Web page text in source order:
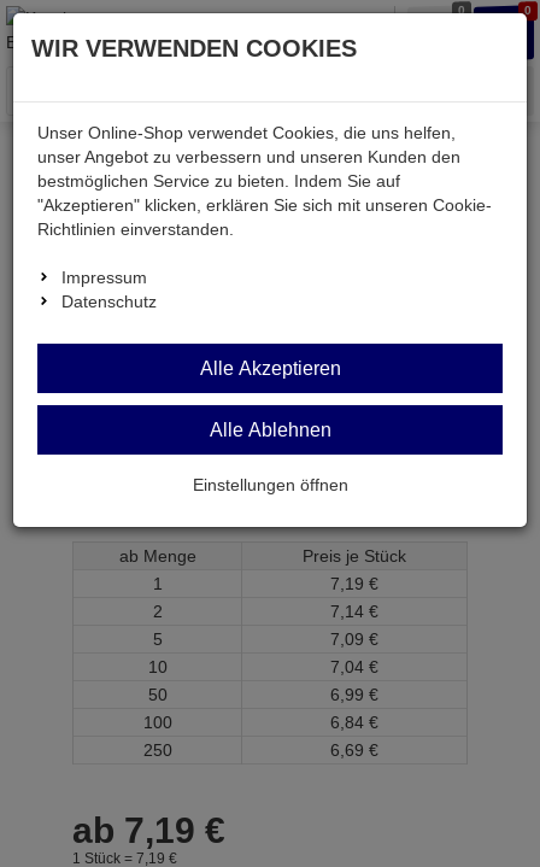
0 0
Menü
Weiter einkaufen
Kessler electronic
MF30060V1-1000U-G99
MF30060V1-1000U-
G99
Lüfter 30x30x6mm 5V= 8,32m³/h 23,6dBA
9100U/min F
ab Menge
Preis je Stück
1
7, 19 €
2
7, 14 €
5
7, 09 €
10
7, 04 €
50
6, 99 €
100
6, 84 €
250
6, 69 €
ab 7,19 €
1 Stück = 7, 19 €
WIR VERWENDEN COOKIES
Unser Online-Shop verwendet Cookies, die uns helfen,
unser Angebot zu verbessern und unseren Kunden den
bestmöglichen Service zu bieten. Indem Sie auf
"Akzeptieren" klicken, erklären Sie sich mit unseren Cookie-
Richtlinien einverstanden.
Impressum
Datenschutz
Alle Akzeptieren
Alle Ablehnen
Einstellungen öffnen